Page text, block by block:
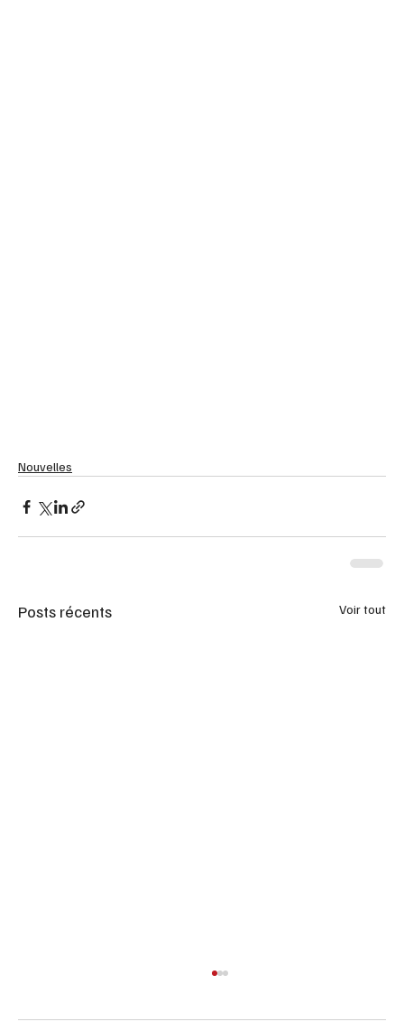
Nouvelles
Posts récents Voir tout